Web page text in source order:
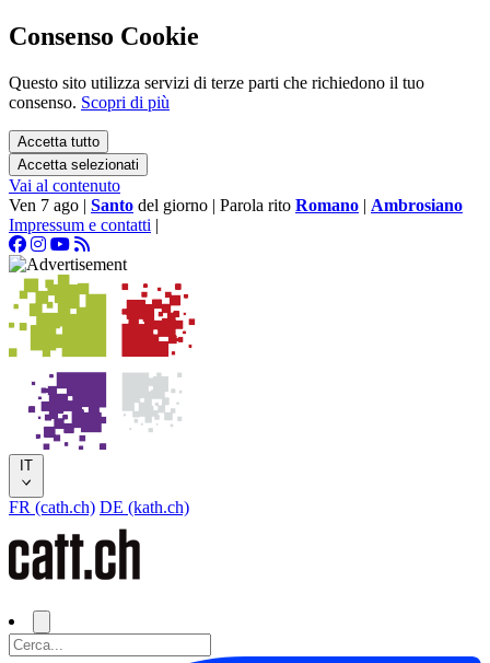
Consenso Cookie
Questo sito utilizza servizi di terze parti che richiedono il tuo
consenso. Scopri di più
Accetta tutto
Accetta selezionati
Vai al contenuto
Ven 7 ago | Santo del giorno | Parola rito Romano | Ambrosiano
Impressum e contatti |
IT
FR (cath.ch) DE (kath.ch)